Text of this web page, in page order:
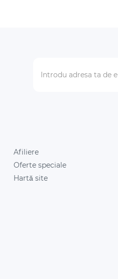
Afiliere
Oferte speciale
Hartă site